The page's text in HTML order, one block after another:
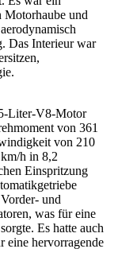
Motorhaube und
Das Interieur war
Liter-V8-Motor
von 361
von 210
h in 8,2
Einspritzung
und
was für eine
Es hatte auch
eine hervorragende